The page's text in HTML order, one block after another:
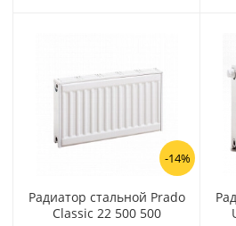
-14%
Радиатор стальной Prado
Classic 22 500 500